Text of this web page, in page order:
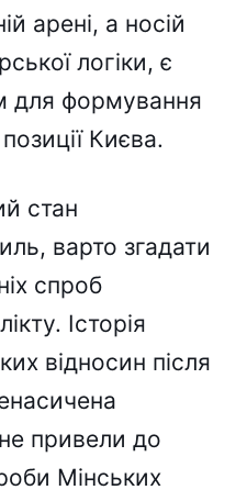
арені, а носій
логіки, є
для формування
Києва.
стан
варто згадати
спроб
Історія
відносин після
привели до
Мінських